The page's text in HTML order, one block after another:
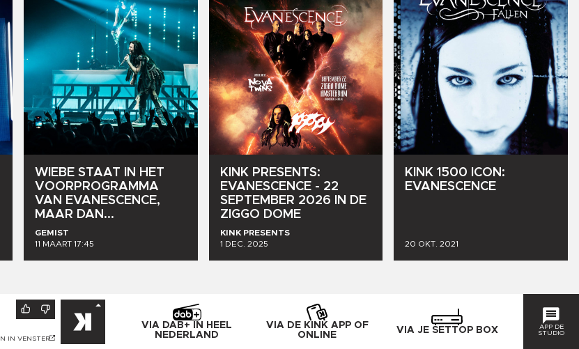
WIEBE STAAT IN
HET
VOORPROGRAMMA
VAN
EVANESCENCE,
MAAR DAN...
GEMIST
11 MAART 17:45
KINK PRESENTS:
EVANESCENCE - 22
SEPTEMBER 2026 IN
DE
ZIGGO DOME
KINK PRESENTS
1 DEC. 2025
KINK 1500
ICON:
EVANESCENCE
20 OKT. 2021
IN VENSTER
VIA DAB+ IN HEEL
NEDERLAND
VIA DE KINK APP OF
ONLINE
VIA JE SETTOP BOX
APP DE
STUDIO